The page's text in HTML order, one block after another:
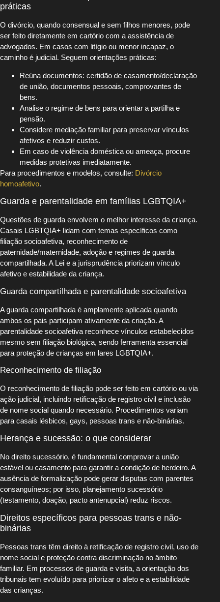
práticas
O divórcio, quando consensual e sem filhos menores, pode
ser feito diretamente em cartório com a assistência de
advogados. Em casos com litígio ou menor incapaz, o
caminho é judicial. Seguem orientações práticas:
Reúna documentos: certidão de casamento/declaração
de união, documentos pessoais, comprovantes de
bens.
Analise o regime de bens para orientar a partilha e
pensão.
Considere mediação familiar para preservar vínculos
afetivos e reduzir custos.
Em caso de violência doméstica ou ameaça, procure
medidas protetivas imediatamente.
Para procedimentos e modelos, consulte: Divórcio
homoafetivo.
Guarda e parentalidade em famílias LGBTQIA+
Questões de guarda envolvem o melhor interesse da criança.
Casais LGBTQIA+ lidam com temas específicos como
filiação socioafetiva, reconhecimento de
paternidade/maternidade, adoção e regimes de guarda
compartilhada. A Lei e a jurisprudência priorizam vínculo
afetivo e estabilidade da criança.
Guarda compartilhada e parentalidade socioafetiva
A guarda compartilhada é amplamente aplicada quando
ambos os pais participam ativamente da criação. A
parentalidade socioafetiva reconhece vínculos estabelecidos
mesmo sem filiação biológica, sendo ferramenta essencial
para proteção de crianças em lares LGBTQIA+.
Reconhecimento de filiação
O reconhecimento de filiação pode ser feito em cartório ou via
ação judicial, incluindo retificação de registro civil e inclusão
de nome social quando necessário. Procedimentos variam
para casais lésbicos, gays, pessoas trans e não-binárias.
Herança e sucessão: o que considerar
No direito sucessório, é fundamental comprovar a união
estável ou casamento para garantir a condição de herdeiro. A
ausência de formalização pode gerar disputas com parentes
consanguíneos; por isso, planejamento sucessório
(testamento, doação, pacto antenupcial) reduz riscos.
Direitos específicos para pessoas trans e não-
binárias
Pessoas trans têm direito à retificação de registro civil, uso de
nome social e proteção contra discriminação no âmbito
familiar. Em processos de guarda e visita, a orientação dos
tribunais tem evoluído para priorizar o afeto e a estabilidade
das crianças.